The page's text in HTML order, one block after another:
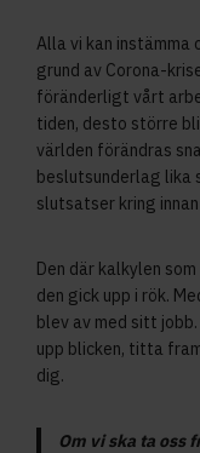
Alla vi kan instämma
grund av Corona-
föränderligt vårt
tiden, desto större
världen förändras
beslutsunderlag lika
slutsatser kring
Den där kalkylen
den gick upp i rök.
blev av med sitt
upp blicken, titta
dig.
Om vi ska ta oss